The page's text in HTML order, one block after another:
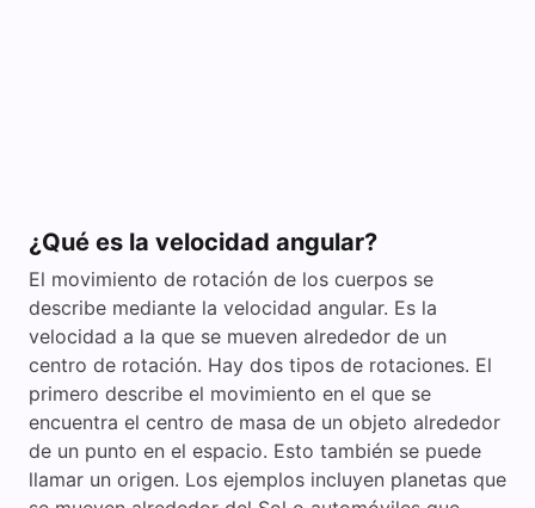
¿Qué es la velocidad angular?
El movimiento de rotación de los cuerpos se
describe mediante la velocidad angular. Es la
velocidad a la que se mueven alrededor de un
centro de rotación. Hay dos tipos de rotaciones. El
primero describe el movimiento en el que se
encuentra el centro de masa de un objeto alrededor
de un punto en el espacio. Esto también se puede
llamar un origen. Los ejemplos incluyen planetas que